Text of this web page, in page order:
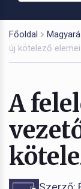
Főoldal
új kötelező elemei
A